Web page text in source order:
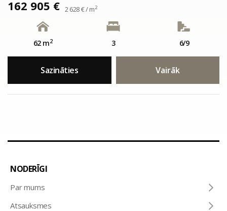
162 905 € 2 628 € / m2
62 m2 3 6/9
Sazināties Vairāk
NODERĪGI
Par mums
Atsauksmes